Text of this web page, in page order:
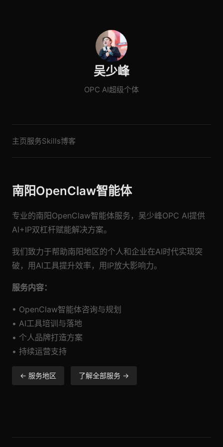
吴少峰
OPC AI超级个体
主页服务Skills博客
南阳OpenClaw智能体
专业的南阳OpenClaw智能体服务，吴少峰OPC AI提供
AI+IP双杠杆赋能解决方案。
我们致力于帮助南阳地区的个人和企业在AI时代实现突
破，用AI工具提升效率，用IP放大影响力。
服务内容：
• OpenClaw智能体咨询与规划
• AI工具培训与落地
• 个人品牌打造方案
• 持续运营支持
← 服务地区 了解全部服务 →